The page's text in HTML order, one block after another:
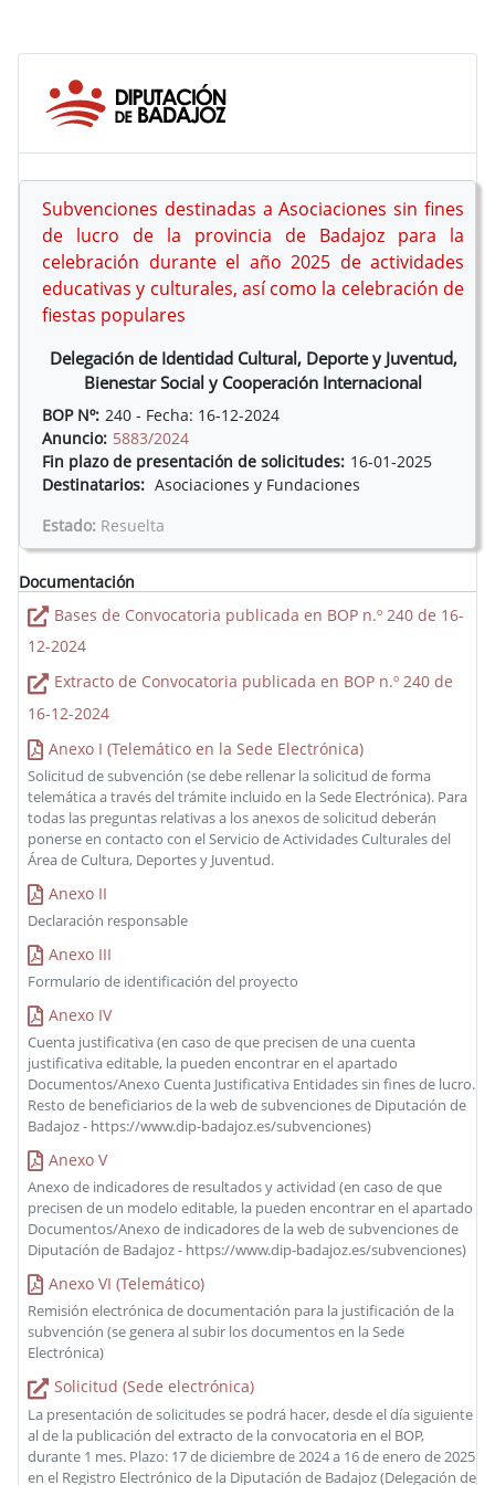
Subvenciones destinadas a Asociaciones sin fines
de lucro de la provincia de Badajoz para la
celebración durante el año 2025 de actividades
educativas y culturales, así como la celebración de
fiestas populares
Delegación de Identidad Cultural, Deporte y Juventud,
Bienestar Social y Cooperación Internacional
BOP Nº: 240 - Fecha: 16-12-2024
Anuncio: 5883/2024
Fin plazo de presentación de solicitudes: 16-01-2025
Destinatarios: Asociaciones y Fundaciones
Estado: Resuelta
Documentación
Bases de Convocatoria publicada en BOP n.º 240 de 16-
12-2024
Extracto de Convocatoria publicada en BOP n.º 240 de
16-12-2024
Anexo I (Telemático en la Sede Electrónica)
Solicitud de subvención (se debe rellenar la solicitud de forma
telemática a través del trámite incluido en la Sede Electrónica). Para
todas las preguntas relativas a los anexos de solicitud deberán
ponerse en contacto con el Servicio de Actividades Culturales del
Área de Cultura, Deportes y Juventud.
Anexo II
Declaración responsable
Anexo III
Formulario de identificación del proyecto
Anexo IV
Cuenta justificativa (en caso de que precisen de una cuenta
justificativa editable, la pueden encontrar en el apartado
Documentos/Anexo Cuenta Justificativa Entidades sin fines de lucro.
Resto de beneficiarios de la web de subvenciones de Diputación de
Badajoz - https://www.dip-badajoz.es/subvenciones)
Anexo V
Anexo de indicadores de resultados y actividad (en caso de que
precisen de un modelo editable, la pueden encontrar en el apartado
Documentos/Anexo de indicadores de la web de subvenciones de
Diputación de Badajoz - https://www.dip-badajoz.es/subvenciones)
Anexo VI (Telemático)
Remisión electrónica de documentación para la justificación de la
subvención (se genera al subir los documentos en la Sede
Electrónica)
Solicitud (Sede electrónica)
La presentación de solicitudes se podrá hacer, desde el día siguiente
al de la publicación del extracto de la convocatoria en el BOP,
durante 1 mes. Plazo: 17 de diciembre de 2024 a 16 de enero de 2025
en el Registro Electrónico de la Diputación de Badajoz (Delegación de